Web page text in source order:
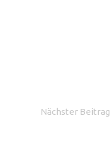
Nächster Beitrag